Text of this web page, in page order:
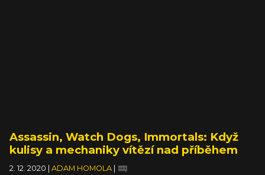
Assassin, Watch Dogs, Immortals: Když
kulisy a mechaniky vítězí nad příběhem
2. 12. 2020 ADAM HOMOLA